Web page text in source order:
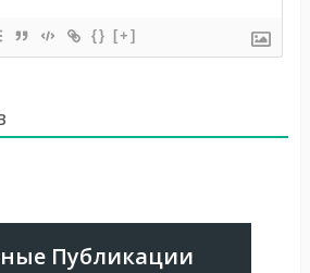
{} [+]
Публикации